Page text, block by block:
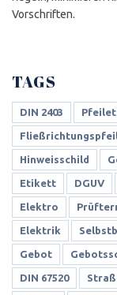
Vorschriften.
TAGS
DIN 2403
Hinweisschild
Etikett DGUV
Elektro
Elektrik
Gebot
DIN 67520